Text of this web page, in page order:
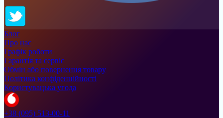
Блог
Про нас
Графік роботи
Гарантія та сервіс
Обмін або повернення товару
Політика конфіденційності
Користувацька угода
+38 (095) 513-00-11